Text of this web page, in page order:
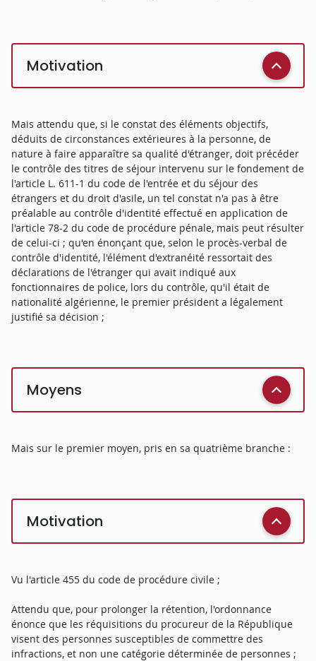
Motivation
Mais attendu que, si le constat des éléments objectifs,
déduits de circonstances extérieures à la personne, de
nature à faire apparaître sa qualité d'étranger, doit précéder
le contrôle des titres de séjour intervenu sur le fondement de
l'article L. 611-1 du code de l'entrée et du séjour des
étrangers et du droit d'asile, un tel constat n'a pas à être
préalable au contrôle d'identité effectué en application de
l'article 78-2 du code de procédure pénale, mais peut résulter
de celui-ci ; qu'en énonçant que, selon le procès-verbal de
contrôle d'identité, l'élément d'extranéité ressortait des
déclarations de l'étranger qui avait indiqué aux
fonctionnaires de police, lors du contrôle, qu'il était de
nationalité algérienne, le premier président a légalement
justifié sa décision ;
Moyens
Mais sur le premier moyen, pris en sa quatrième branche :
Motivation
Vu l'article 455 du code de procédure civile ;
Attendu que, pour prolonger la rétention, l'ordonnance
énonce que les réquisitions du procureur de la République
visent des personnes susceptibles de commettre des
infractions, et non une catégorie déterminée de personnes ;